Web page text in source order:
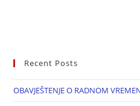
Recent Posts
OBAVJEŠTENJE O RADNOM